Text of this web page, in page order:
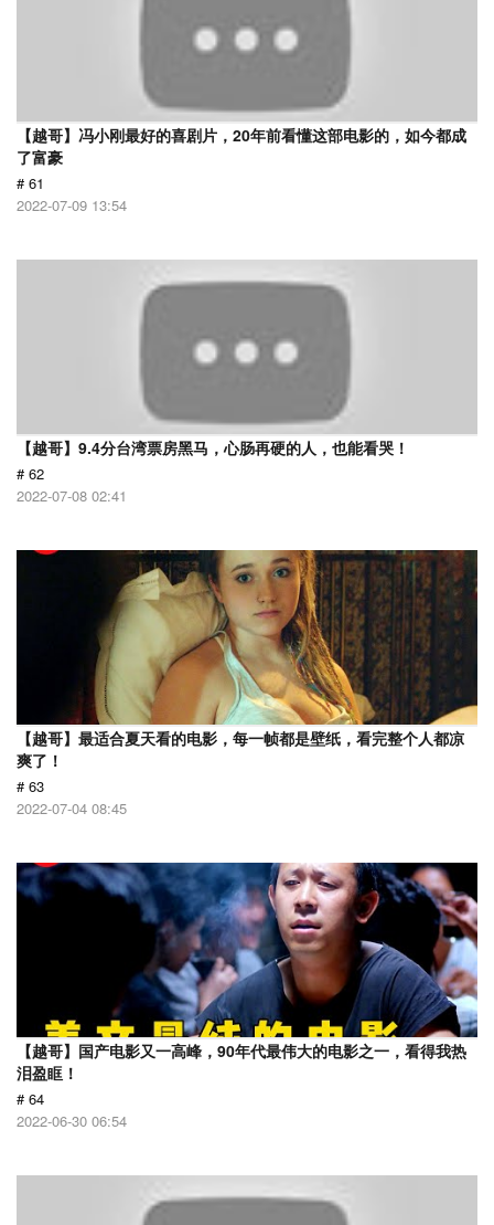
【越哥】冯小刚最好的喜剧片，20年前看懂这部电影的，如今都成
了富豪
# 61
2022-07-09 13:54
【越哥】9.4分台湾票房黑马，心肠再硬的人，也能看哭！
# 62
2022-07-08 02:41
【越哥】最适合夏天看的电影，每一帧都是壁纸，看完整个人都凉
爽了！
# 63
2022-07-04 08:45
【越哥】国产电影又一高峰，90年代最伟大的电影之一，看得我热
泪盈眶！
# 64
2022-06-30 06:54